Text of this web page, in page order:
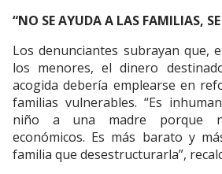
“NO SE AYUDA A LAS FAMILIAS,
Los denunciantes subrayan que,
los menores, el dinero
acogida debería emplearse en
familias vulnerables. “Es
niño a una madre porque
económicos. Es más barato y
familia que desestructurarla”,